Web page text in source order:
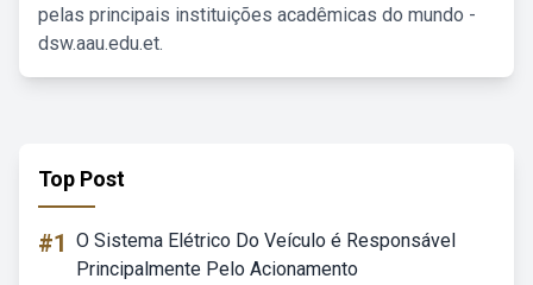
pelas principais instituições acadêmicas do mundo -
dsw.aau.edu.et.
Top Post
#1 O Sistema Elétrico Do Veículo é Responsável
Principalmente Pelo Acionamento